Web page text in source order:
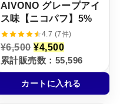
AIVONO グレープアイ
ス味【ニコパフ】5%
4.7 (7件)
¥6,500 元
の
価
格
は
¥
¥4,500現
在
の
価
格
は
累計販売数：55,596
カートに入れる